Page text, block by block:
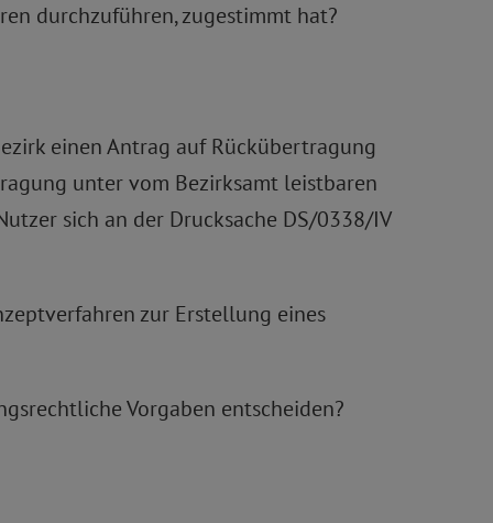
durchzuführen, zugestimmt hat?
einen Antrag auf Rückübertragung
unter vom Bezirksamt leistbaren
sich an der Drucksache DS/0338/IV
zur Erstellung eines
Vorgaben entscheiden?